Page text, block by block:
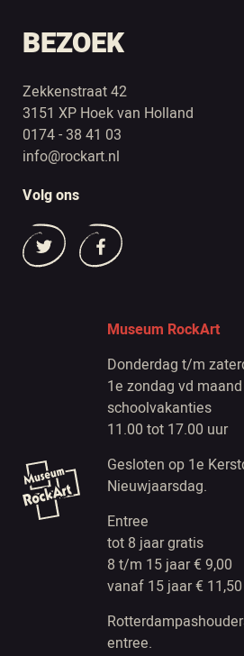
BEZOEK
Zekkenstraat 42
3151 XP Hoek van Holland
0174 - 38 41 03
info@rockart.nl
Volg ons
Museum RockArt
Donderdag t/m
1e zondag vd
schoolvakanties
11.00 tot 17.00 uur
Gesloten op 1e
Nieuwjaarsdag.
Entree
tot 8 jaar gratis
8 t/m 15 jaar € 9,00
vanaf 15 jaar € 11,50
entree.